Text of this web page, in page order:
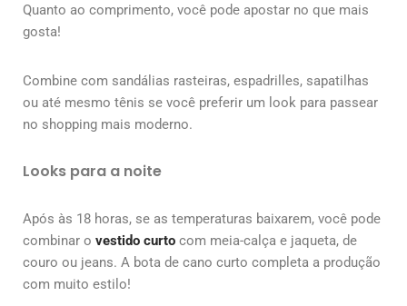
Quanto ao comprimento, você pode apostar no que mais
gosta!
Combine com sandálias rasteiras, espadrilles, sapatilhas
ou até mesmo tênis se você preferir um look para passear
no shopping mais moderno.
Looks para a noite
Após às 18 horas, se as temperaturas baixarem, você pode
combinar o vestido curto com meia-calça e jaqueta, de
couro ou jeans. A bota de cano curto completa a produção
com muito estilo!